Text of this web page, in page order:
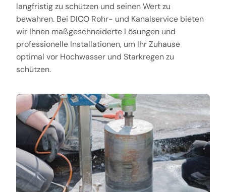
langfristig zu schützen und seinen Wert zu
bewahren. Bei DICO Rohr- und Kanalservice bieten
wir Ihnen maßgeschneiderte Lösungen und
professionelle Installationen, um Ihr Zuhause
optimal vor Hochwasser und Starkregen zu
schützen.